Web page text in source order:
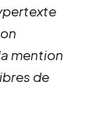
mention
de